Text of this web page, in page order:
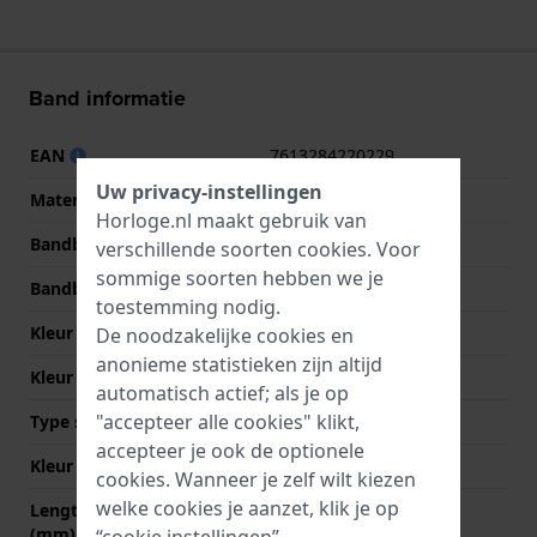
Band informatie
EAN
7613284220229
Materiaal Band
Leer
Bandbreedte
18 mm
Bandbreedte bij sluiting
16 mm
Kleur Band
Zwart
Kleur stiksel
Zwart
Type sluiting
Gesp
Kleur sluiting
Zilver
Lengte band op 12 uur
70 mm
Uw privacy-instellingen
Horloge.nl maakt gebruik van
verschillende soorten cookies. Voor
sommige soorten hebben we je
toestemming nodig.
De noodzakelijke cookies en
anonieme statistieken zijn altijd
automatisch actief; als je op
"accepteer alle cookies" klikt,
accepteer je ook de optionele
cookies. Wanneer je zelf wilt kiezen
welke cookies je aanzet, klik je op